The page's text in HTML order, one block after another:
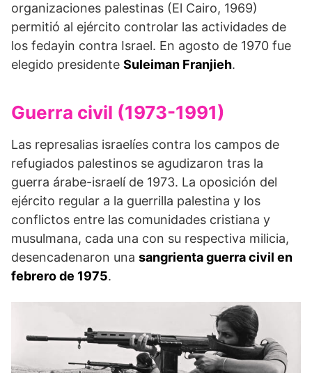
organizaciones palestinas (El Cairo, 1969)
permitió al ejército controlar las actividades de
los fedayin contra Israel. En agosto de 1970 fue
elegido presidente Suleiman Franjieh.
Guerra civil (1973-1991)
Las represalias israelíes contra los campos de
refugiados palestinos se agudizaron tras la
guerra árabe-israelí de 1973. La oposición del
ejército regular a la guerrilla palestina y los
conflictos entre las comunidades cristiana y
musulmana, cada una con su respectiva milicia,
desencadenaron una sangrienta guerra civil en
febrero de 1975.